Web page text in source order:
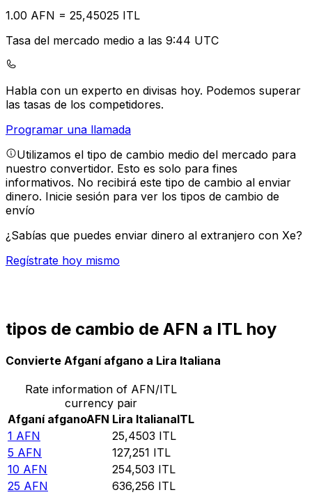
1.00 AFN = 25,45025 ITL
Tasa del mercado medio a las 9:44 UTC
Habla con un experto en divisas hoy. Podemos superar
las tasas de los competidores.
Programar una llamada
Utilizamos el tipo de cambio medio del mercado para
nuestro convertidor. Esto es solo para fines
informativos. No recibirá este tipo de cambio al enviar
dinero. Inicie sesión para ver los tipos de cambio de
envío
¿Sabías que puedes enviar dinero al extranjero con Xe?
Regístrate hoy mismo
tipos de cambio de AFN a ITL hoy
Convierte Afganí afgano a Lira Italiana
Rate information of AFN/ITL
currency pair
Afganí afganoAFN Lira ItalianaITL
1 AFN 25,4503 ITL
5 AFN 127,251 ITL
10 AFN 254,503 ITL
25 AFN 636,256 ITL